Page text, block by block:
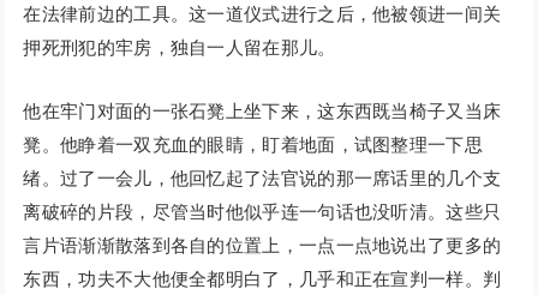
在法律前边的工具。这一道仪式进行之后，他被领进一间关
押死刑犯的牢房，独自一人留在那儿。
他在牢门对面的一张石凳上坐下来，这东西既当椅子又当床
凳。他睁着一双充血的眼睛，盯着地面，试图整理一下思
绪。过了一会儿，他回忆起了法官说的那一席话里的几个支
离破碎的片段，尽管当时他似乎连一句话也没听清。这些只
言片语渐渐散落到各自的位置上，一点一点地说出了更多的
东西，功夫不大他便全都明白了，几乎和正在宣判一样。判